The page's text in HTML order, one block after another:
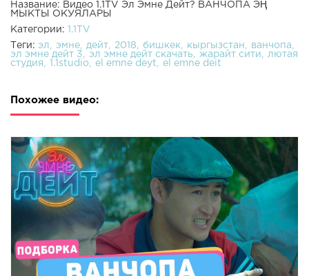
Название: Видео 1.1TV Эл Эмне Дейт? ВАНЧОПА ЭҢ
МЫКТЫ ОКУЯЛАРЫ
Категории:
1.1TV
Теги: эл эмне дейт 2018 бишкек кыргызстан
ванчопа
эл эмне дейт 3
эл эмне дейт скачать жарайт сити
лютая
студия
1.1studio el emne deyt el emne deit
Похожее видео: